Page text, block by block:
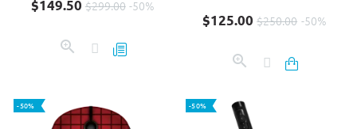
$299.00 -50%
$149.50
Precio base $250.00 -50%
Precio
$125.00
-50% -50%